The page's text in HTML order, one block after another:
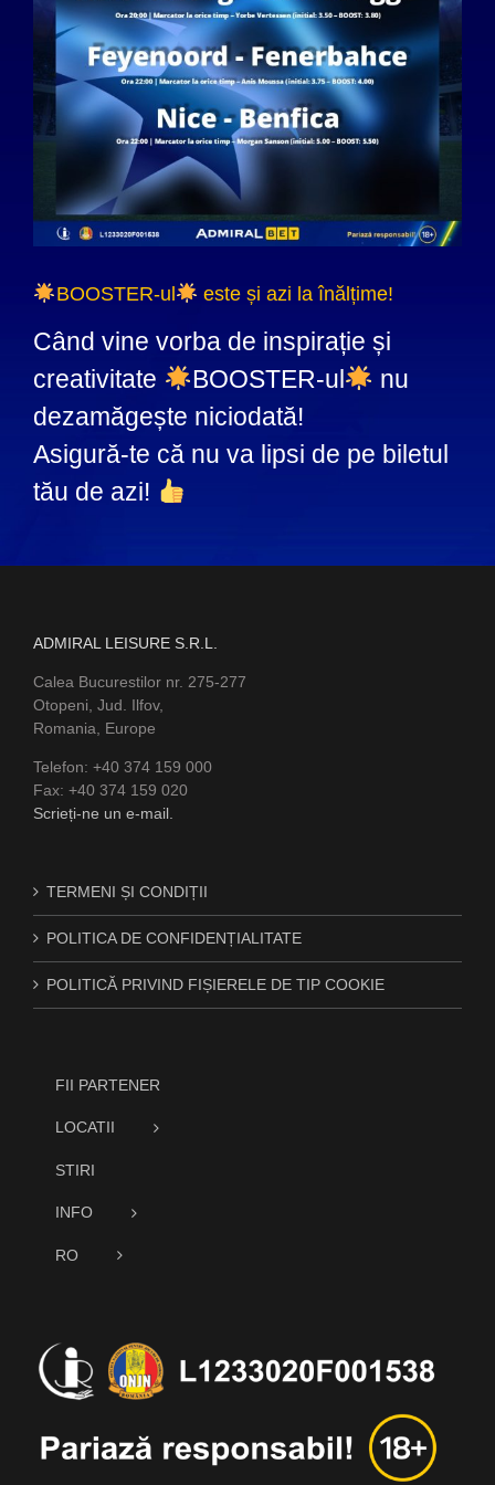
BOOSTER-ul este și azi la înălțime!
Când vine vorba de inspirație și
creativitate
BOOSTER-ul
nu
dezamăgește niciodată!
Asigură-te că nu va lipsi de pe biletul
tău de azi!
ADMIRAL LEISURE S.R.L.
Calea Bucurestilor nr. 275-277
Otopeni, Jud. Ilfov,
Romania, Europe
Telefon: +40 374 159 000
Fax: +40 374 159 020
Scrieți-ne un e-mail.
TERMENI ȘI CONDIȚII
POLITICA DE CONFIDENȚIALITATE
POLITICĂ PRIVIND FIȘIERELE DE TIP COOKIE
FII PARTENER
LOCATII
STIRI
INFO
RO